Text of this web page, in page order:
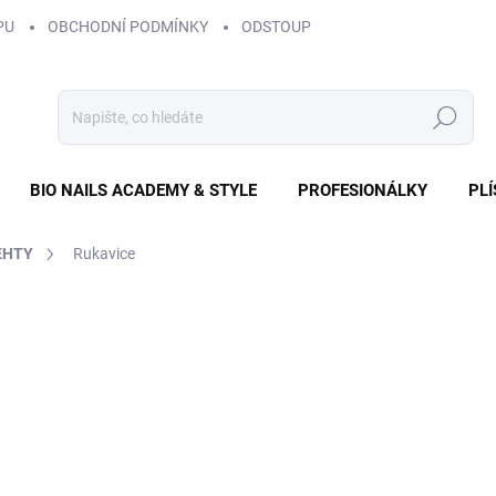
OBCHODNÍ PODMÍNKY ODSTOUPENÍ OD SMLOUVY
Hledat
BIO NAILS ACADEMY & STYLE PROFESIONÁLKY
Rukavice